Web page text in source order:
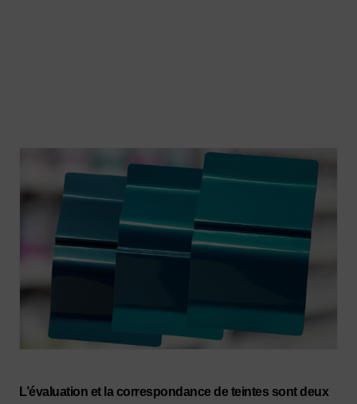
L’évaluation et la correspondance de teintes sont deux